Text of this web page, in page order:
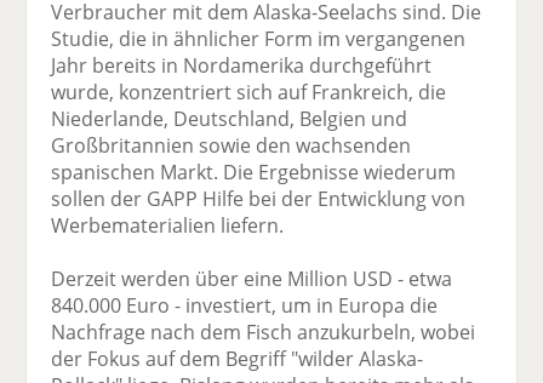
k
te
il
e
n
te
il
e
n
se
n
e
Verbraucher mit dem Alaska-Seelachs sind. Die
Studie, die in ähnlicher Form im vergangenen
Jahr bereits in Nordamerika durchgeführt
wurde, konzentriert sich auf Frankreich, die
Niederlande, Deutschland, Belgien und
Großbritannien sowie den wachsenden
spanischen Markt. Die Ergebnisse wiederum
sollen der GAPP Hilfe bei der Entwicklung von
Werbematerialien liefern.
Derzeit werden über eine Million USD - etwa
840.000 Euro - investiert, um in Europa die
Nachfrage nach dem Fisch anzukurbeln, wobei
der Fokus auf dem Begriff "wilder Alaska-